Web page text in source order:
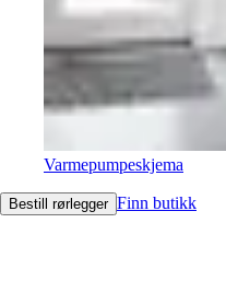
Varmepumpeskjema
Bestill rørlegger Finn butikk